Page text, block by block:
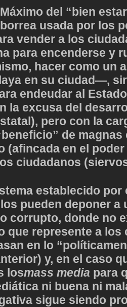
del “bien
usada por los
vender a los
para encenderse y
hacer como un
en su ciudad—,
endeudar al
la excusa del
pero con la
de
(afincada en el
ciudadanos
establecido por
pueden deponer
corrupto, donde no
que represente a
en lo
y, en el caso
losmass media para
ni buena ni
sigue siendo